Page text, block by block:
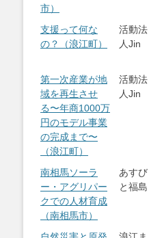
市）
支援って何な
の？（浪江町）
活動法
人Jin
第一次産業が地
域を再生させ
る〜年商1000万
円のモデル事業
の完成まで〜
（浪江町）
活動法
人Jin
南相馬ソーラ
ー・アグリパー
クでの人材育成
（南相馬市）
あすび
と福島